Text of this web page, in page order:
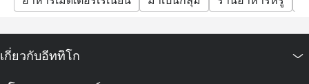
เกี่ยวกับอีททิโก